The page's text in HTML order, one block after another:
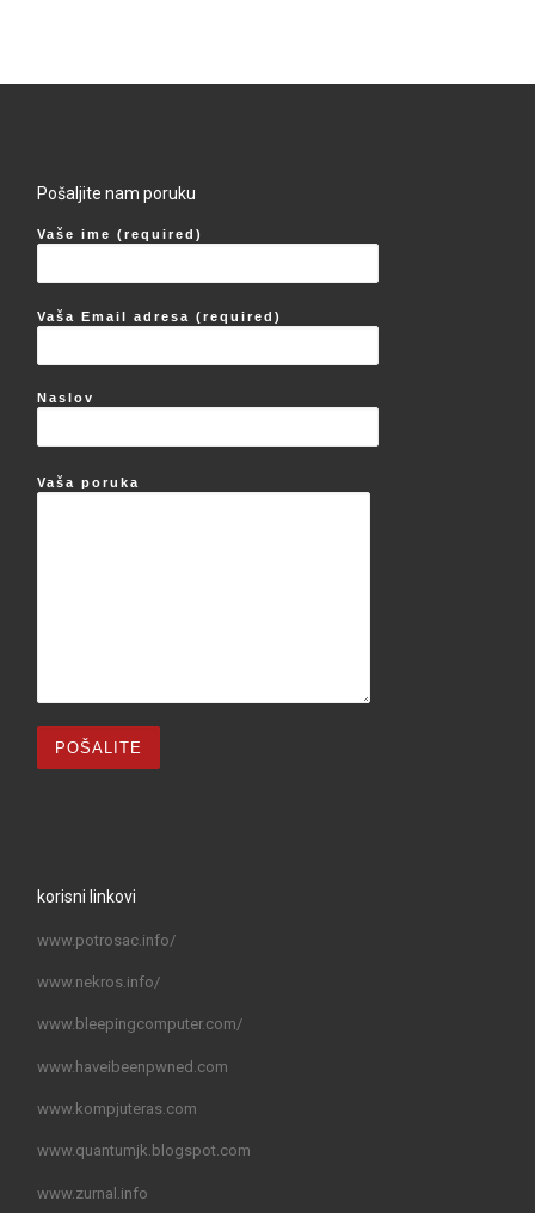
Pošaljite nam poruku
Vaše ime (required)
Vaša Email adresa (required)
Naslov
Vaša poruka
korisni linkovi
www.potrosac.info/
www.nekros.info/
www.bleepingcomputer.com/
www.haveibeenpwned.com
www.kompjuteras.com
www.quantumjk.blogspot.com
www.zurnal.info